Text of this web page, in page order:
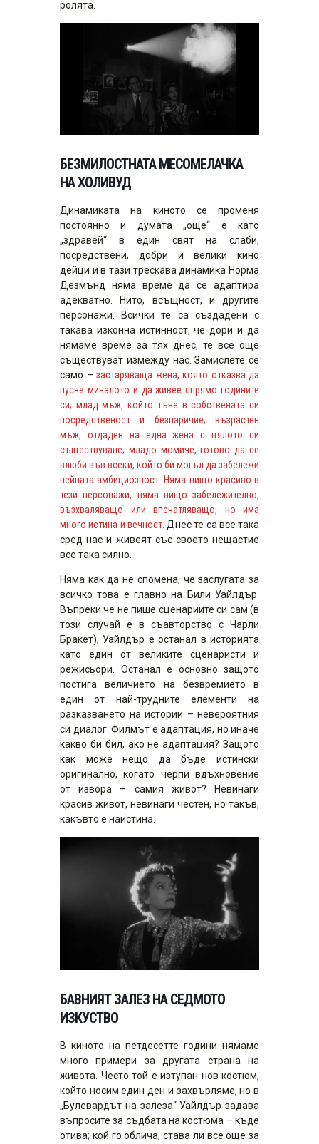
ролята.
БЕЗМИЛОСТНАТА МЕСОМЕЛАЧКА
НА ХОЛИВУД
Динамиката на киното се променя
постоянно и думата „още“ е като
„здравей“ в един свят на слаби,
посредствени, добри и велики кино
дейци и в тази трескава динамика Норма
Дезмънд няма време да се адаптира
адекватно. Нито, всъщност, и другите
персонажи. Всички те са създадени с
такава изконна истинност, че дори и да
нямаме време за тях днес, те все още
съществуват измежду нас. Замислете се
само – застаряваща жена, която отказва да
пусне миналото и да живее спрямо годините
си; млад мъж, който тъне в собствената си
посредственост и безпаричие; възрастен
мъж, отдаден на една жена с цялото си
съществуване; младо момиче, готово да се
влюби във всеки, който би могъл да забележи
нейната амбициозност. Няма нищо красиво в
тези персонажи, няма нищо забележително,
възхваляващо или впечатляващо, но има
много истина и вечност. Днес те са все така
сред нас и живеят със своето нещастие
все така силно.
Няма как да не спомена, че заслугата за
всичко това е главно на Били Уайлдър.
Въпреки че не пише сценариите си сам (в
този случай е в съавторство с Чарли
Бракет), Уайлдър е останал в историята
като един от великите сценаристи и
режисьори. Останал е основно защото
постига величието на безвремието в
един от най-трудните елементи на
разказването на истории – невероятния
си диалог. Филмът е адаптация, но иначе
какво би бил, ако не адаптация? Защото
как може нещо да бъде истински
оригинално, когато черпи вдъхновение
от извора – самия живот? Невинаги
красив живот, невинаги честен, но такъв,
какъвто е наистина.
БАВНИЯТ ЗАЛЕЗ НА СЕДМОТО
ИЗКУСТВО
В киното на петдесетте години нямаме
много примери за другата страна на
живота. Често той е изтупан нов костюм,
който носим един ден и захвърляме, но в
„Булевардът на залеза“ Уайлдър задава
въпросите за съдбата на костюма – къде
отива; кой го облича; става ли все още за